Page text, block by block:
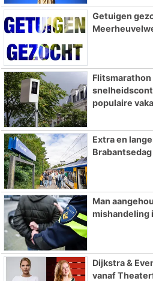
Getuigen
populaire
Extra en
Man
mishandeling
Dijkstra &
vanaf